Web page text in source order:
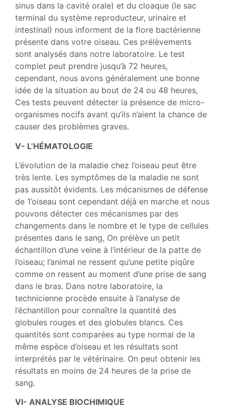
sinus dans la cavité orale) et du cloaque (le sac
terminal du système reproducteur, urinaire et
intestinaI) nous informent de la flore bactérienne
présente dans votre oiseau. Ces prélèvements
sont analysés dans notre laboratoire. Le test
complet peut prendre jusqu’à 72 heures,
cependant, nous avons généralement une bonne
idée de la situation au bout de 24 ou 48 heures,
Ces tests peuvent détecter la présence de micro-
organismes nocifs avant qu’ils n’aient la chance de
causer des problèmes graves.
V- L’HÉMATOLOGIE
L’évolution de la maladie chez l’oiseau peut être
très lente. Les symptômes de la maladie ne sont
pas aussitôt évidents. Les mécanisrnes de défense
de 1’oiseau sont cependant déjà en marche et nous
pouvons détecter ces mécanismes par des
changements dans le nombre et le type de cellules
présentes dans le sang, On prélève un petit
échantillon d’une veine à l’intérieur de la patte de
l’oiseau; l’animal ne ressent qu’une petite piqûre
comme on ressent au moment d’une prise de sang
dans le bras. Dans notre laboratoire, la
technicienne procède ensuite à l’analyse de
l’échantillon pour connaître la quantité des
globules rouges et des globules blancs. Ces
quantités sont comparées au type normal de la
même espèce d’oiseau et les résultats sont
interprétés par le vétérinaire. On peut obtenir les
résultats en moins de 24 heures de la prise de
sang.
VI- ANALYSE BIOCHIMIQUE